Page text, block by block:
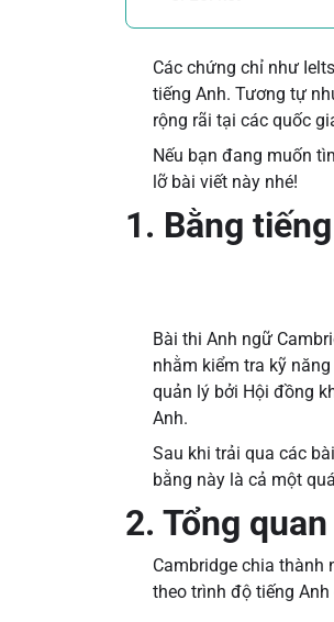
Các chứng chỉ như
tiếng Anh. Tương tự
rộng rãi tại các quốc
Nếu bạn đang muốn
lỡ bài viết này nhé!
1. Bằng
Bài thi Anh ngữ
nhằm kiểm tra kỹ
quản lý bởi Hội đồng
Anh.
Sau khi trải qua các
bằng này là cả một
2. Tổng
Cambridge chia thành
theo trình độ tiếng